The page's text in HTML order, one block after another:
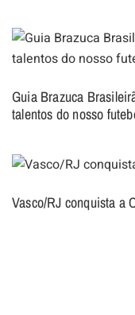
Guia Brazuca
talentos do nosso
Vasco/RJ conquista a